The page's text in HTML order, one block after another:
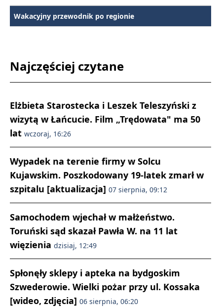
Wakacyjny przewodnik po regionie
Najczęściej czytane
Elżbieta Starostecka i Leszek Teleszyński z
wizytą w Łańcucie. Film „Trędowata" ma 50
lat wczoraj, 16:26
Wypadek na terenie firmy w Solcu
Kujawskim. Poszkodowany 19-latek zmarł w
szpitalu [aktualizacja] 07 sierpnia, 09:12
Samochodem wjechał w małżeństwo.
Toruński sąd skazał Pawła W. na 11 lat
więzienia dzisiaj, 12:49
Spłonęły sklepy i apteka na bydgoskim
Szwederowie. Wielki pożar przy ul. Kossaka
[wideo, zdjęcia] 06 sierpnia, 06:20